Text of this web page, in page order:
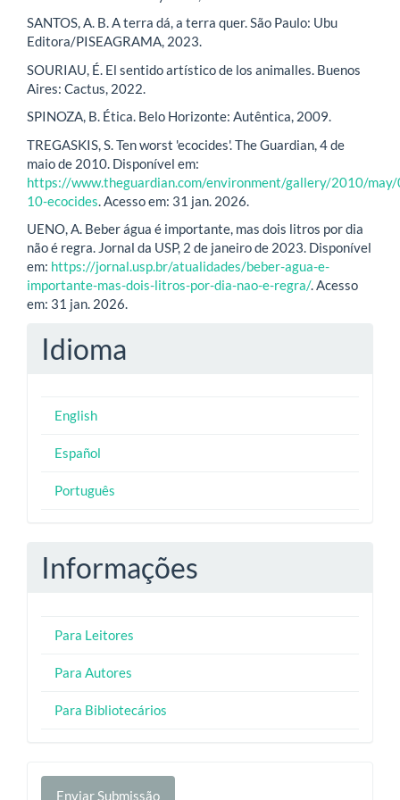
SANTOS, A. B. A terra dá, a terra quer. São Paulo: Ubu
Editora/PISEAGRAMA, 2023.
SOURIAU, É. El sentido artístico de los animalles. Buenos
Aires: Cactus, 2022.
SPINOZA, B. Ética. Belo Horizonte: Autêntica, 2009.
TREGASKIS, S. Ten worst 'ecocides'. The Guardian, 4 de
maio de 2010. Disponível em:
https://www.theguardian.com/environment/gallery/2010/
10-ecocides . Acesso em: 31 jan. 2026.
UENO, A. Beber água é importante, mas dois litros por dia
não é regra. Jornal da USP, 2 de janeiro de 2023. Disponível
em: https://jornal.usp.br/atualidades/beber-agua-e-
importante-mas-dois-litros-por-dia-nao-e-regra/. Acesso
em: 31 jan. 2026.
Idioma
English
Español
Português
Informações
Para Leitores
Para Autores
Para Bibliotecários
Enviar
Enviar Submissão